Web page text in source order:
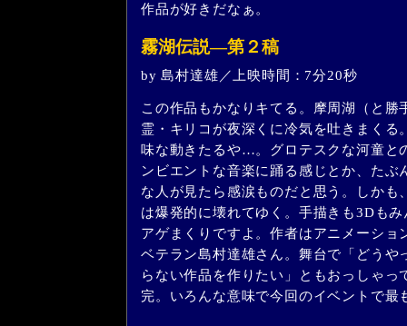
作品が好きだなぁ。
霧湖伝説―第２稿
by 島村達雄／上映時間：7分20秒
この作品もかなりキてる。摩周湖（と勝
霊・キリコが夜深くに冷気を吐きまくる
味な動きたるや…。グロテスクな河童と
ンビエントな音楽に踊る感じとか、たぶ
な人が見たら感涙ものだと思う。しかも
は爆発的に壊れてゆく。手描きも3Dも
アゲまくりですよ。作者はアニメーショ
ベテラン島村達雄さん。舞台で「どうや
らない作品を作りたい」ともおっしゃっ
完。いろんな意味で今回のイベントで最